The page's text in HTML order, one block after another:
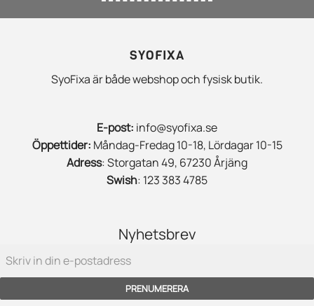
SYOFIXA
SyoFixa är både webshop och fysisk butik.
E-post: info@syofixa.se
Öppettider: Måndag-Fredag 10-18, Lördagar 10-15
Adress: Storgatan 49, 67230 Årjäng
Swish: 123 383 4785
Nyhetsbrev
PRENUMERERA